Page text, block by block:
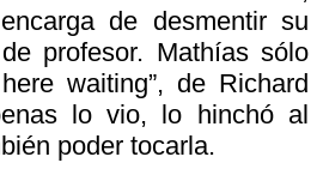
de desmentir su
profesor. Mathías sólo
waiting”, de Richard
lo vio, lo hinchó al
poder tocarla.